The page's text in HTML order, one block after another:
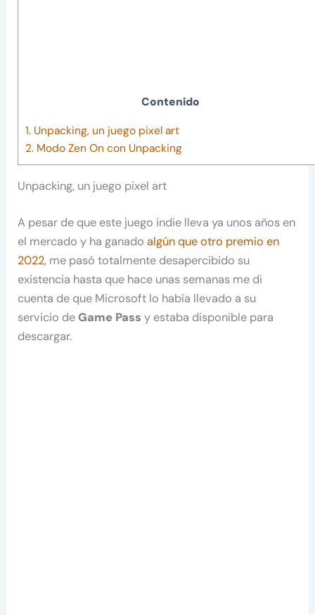
Contenido
1. Unpacking, un juego pixel art
2. Modo Zen On con Unpacking
Unpacking, un juego pixel art
A pesar de que este juego indie lleva ya unos años en
el mercado y ha ganadoalgún que otro premio en
2022, me pasó totalmente desapercibido su
existencia hasta que hace unas semanas me di
cuenta de que Microsoft lo había llevado a su
servicio deGame Pass y estaba disponible para
descargar.